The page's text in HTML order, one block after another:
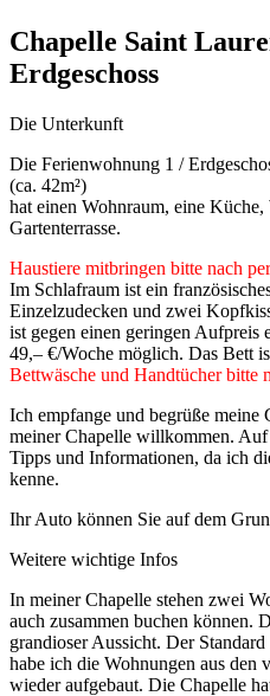
Chapelle Saint
Erdgeschoss
Die Unterkunft
Die Ferienwohnung 1 /
(ca. 42m²)
hat einen Wohnraum, eine
Gartenterrasse.
Haustiere mitbringen bitte nach
Im Schlafraum ist ein
Einzelzudecken und zwei
ist gegen einen geringen Aufpreis
49,– €/Woche möglich. Das Bett
Bettwäsche und Handtücher bitte
Ich empfange und begrüße meine
meiner Chapelle willkommen.
Tipps und Informationen, da ich
kenne.
Ihr Auto können Sie auf dem
Weitere wichtige Infos
In meiner Chapelle stehen zwei
auch zusammen buchen können.
grandioser Aussicht. Der
habe ich die Wohnungen aus den
wieder aufgebaut. Die Chapelle